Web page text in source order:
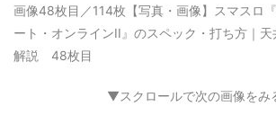
画像48枚目／114枚 【写真・画像】スマスロ
ート・オンラインII』のスペック・打ち方｜
解説 48枚目
▼スクロールで次の画像を